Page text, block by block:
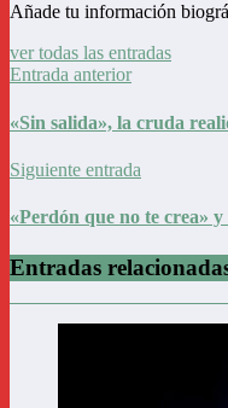
Añade tu información
ver todas las entradas
Entrada anterior
«Sin salida», la cruda
Siguiente entrada
«Perdón que no te crea»
Entradas